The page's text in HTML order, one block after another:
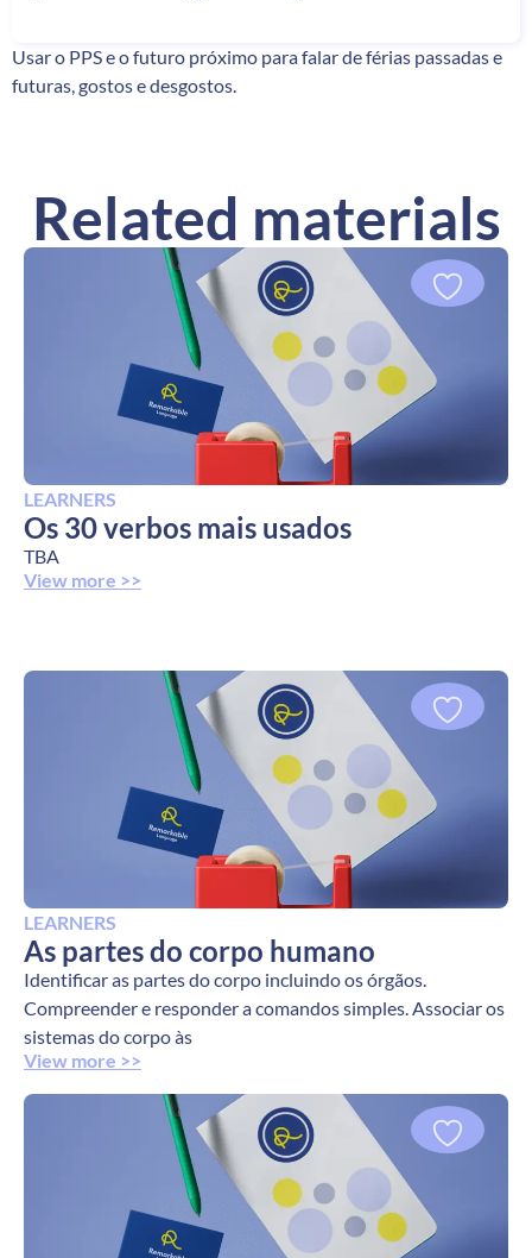
Usar o PPS e o futuro próximo para falar de férias passadas e
futuras, gostos e desgostos.
Related materials
LEARNERS
Os 30 verbos mais usados
TBA
View more >>
LEARNERS
As partes do corpo humano
Identificar as partes do corpo incluindo os órgãos.
Compreender e responder a comandos simples. Associar os
sistemas do corpo às
View more >>